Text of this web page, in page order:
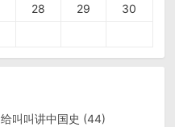
28 29
30
给叫叫讲中国史 (44)